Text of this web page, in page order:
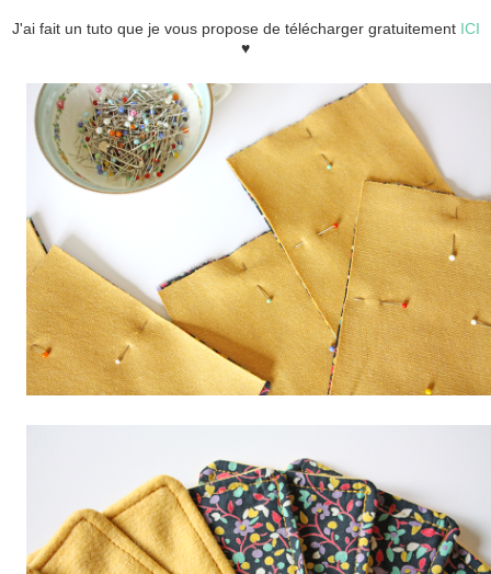
J'ai fait un tuto que je vous propose de télécharger gratuitement ICI
♥